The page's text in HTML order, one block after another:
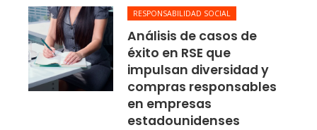
RESPONSABILIDAD SOCIAL
Análisis de casos de
éxito en RSE que
impulsan diversidad y
compras responsables
en empresas
estadounidenses